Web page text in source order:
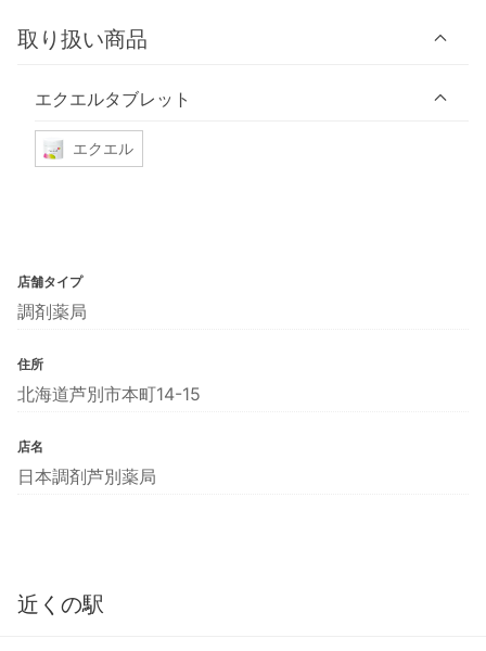
取り扱い商品
エクエルタブレット
エクエル
店舗タイプ
調剤薬局
住所
北海道芦別市本町14-15
店名
日本調剤芦別薬局
近くの駅